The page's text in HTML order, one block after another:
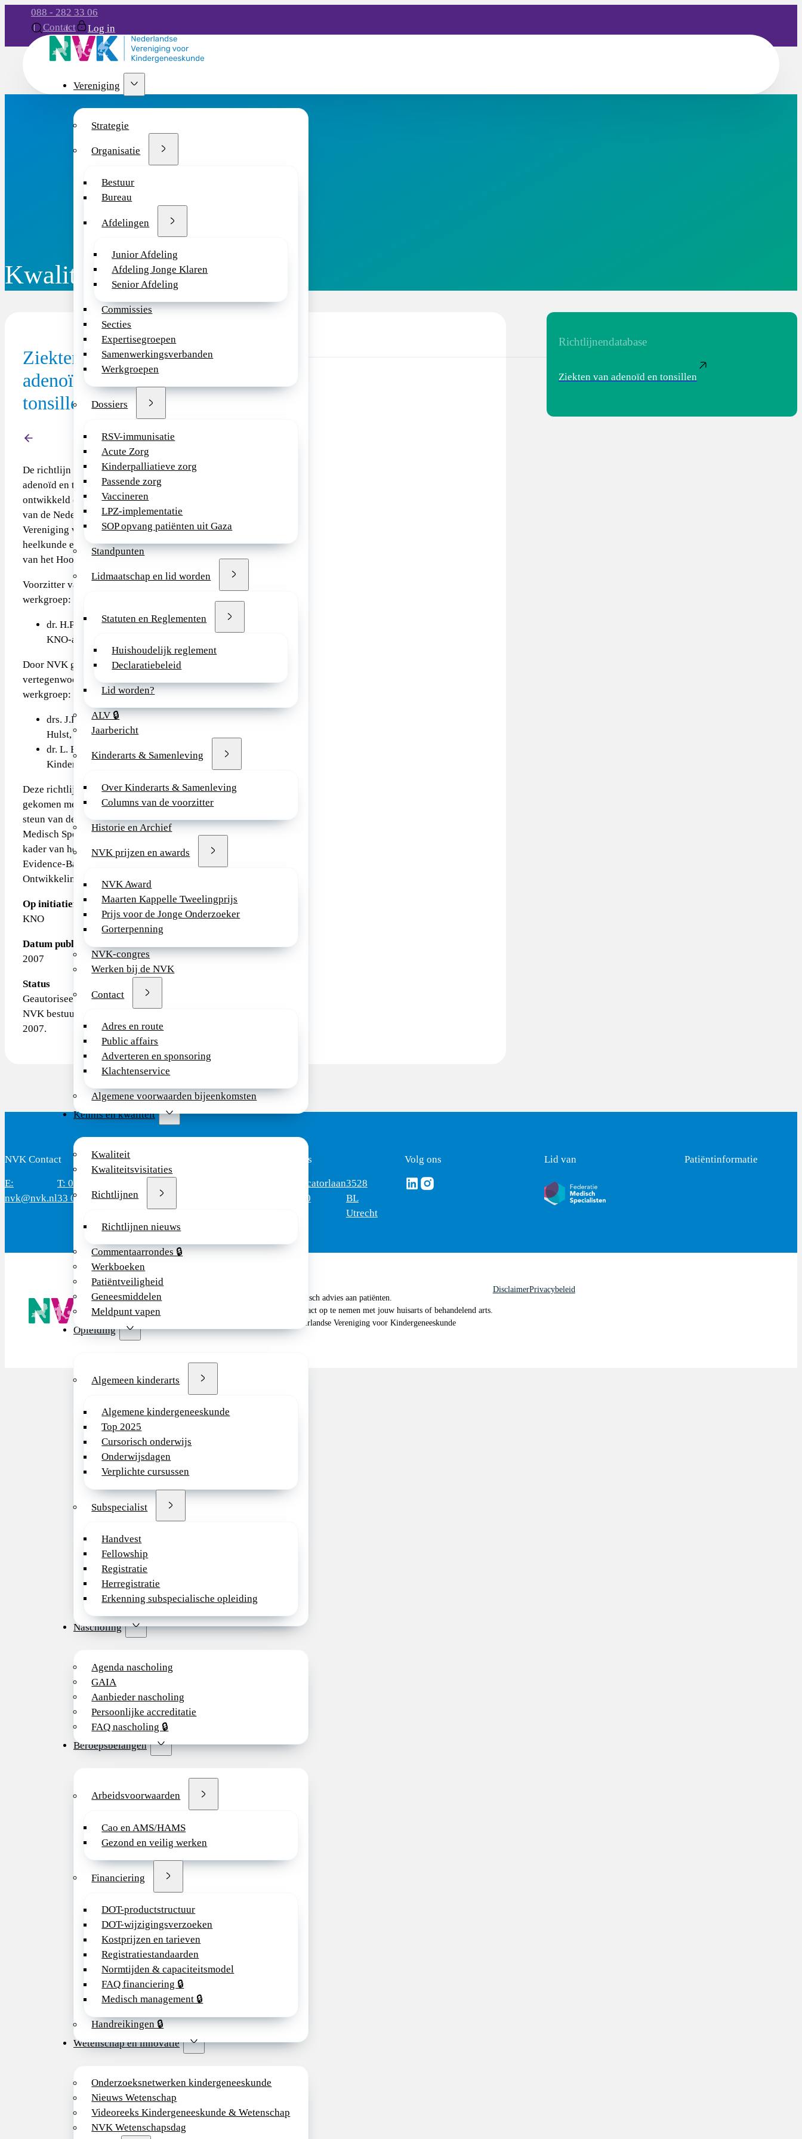
088 - 282 33 06
Contact
Log in
Vereniging
Strategie
Organisatie
Bestuur
Bureau
Afdelingen
Junior Afdeling
Afdeling Jonge Klaren
Senior Afdeling
Commissies
Secties
Expertisegroepen
Samenwerkingsverbanden
Werkgroepen
Dossiers
RSV-immunisatie
Acute Zorg
Kinderpalliatieve zorg
Passende zorg
Vaccineren
LPZ-implementatie
SOP opvang patiënten uit Gaza
Standpunten
Lidmaatschap en lid worden
Statuten en Reglementen
Huishoudelijk reglement
Declaratiebeleid
Lid worden?
ALV 🔒
Jaarbericht
Kinderarts & Samenleving
Over Kinderarts & Samenleving
Columns van de voorzitter
Historie en Archief
NVK prijzen en awards
NVK Award
Maarten Kappelle Tweelingprijs
Prijs voor de Jonge Onderzoeker
Gorterpenning
NVK-congres
Werken bij de NVK
Contact
Adres en route
Public affairs
Adverteren en sponsoring
Klachtenservice
Algemene voorwaarden bijeenkomsten
Kennis en kwaliteit
Kwaliteit
Kwaliteitsvisitaties
Richtlijnen
Richtlijnen nieuws
Commentaarrondes 🔒
Werkboeken
Patiëntveiligheid
Geneesmiddelen
Meldpunt vapen
Opleiding
Algemeen kinderarts
Algemene kindergeneeskunde
Top 2025
Cursorisch onderwijs
Onderwijsdagen
Verplichte cursussen
Subspecialist
Handvest
Fellowship
Registratie
Herregistratie
Erkenning subspecialische opleiding
Nascholing
Agenda nascholing
GAIA
Aanbieder nascholing
Persoonlijke accreditatie
FAQ nascholing 🔒
Beroepsbelangen
Arbeidsvoorwaarden
Cao en AMS/HAMS
Gezond en veilig werken
Financiering
DOT-productstructuur
DOT-wijzigingsverzoeken
Kostprijzen en tarieven
Registratiestandaarden
Normtijden & capaciteitsmodel
FAQ financiering 🔒
Medisch management 🔒
Handreikingen 🔒
Wetenschap en innovatie
Onderzoeksnetwerken kindergeneeskunde
Nieuws Wetenschap
Videoreeks Kindergeneeskunde & Wetenschap
NVK Wetenschapsdag
Kwaliteitsdocument
Ziekten van
adenoïd en
tonsillen
De richtlijn 'Ziekten van
adenoïd en tonsillen' is
ontwikkeld op initiatief
van de Nederlandse
Vereniging voor KNO-
heelkunde en Heelkunde
van het Hoofd-Halsgebied.
Voorzitter van de
werkgroep:
dr. H.P. Verschuur,
KNO-arts.
Door NVK gemandateerde
vertegenwoordigers in de
werkgroep:
drs. J.P.C.M. van der
Hulst, kinderarts
dr. L. Bont, Fellow
Kinderinfectieziekten
Deze richtlijn is tot stand
gekomen met financiële
steun van de Orde van
Medisch Specialisten in het
kader van het programma
Evidence-Based Richtlijn
Ontwikkeling (EBRO).
Op initiatief van
KNO
Datum publicatie
2007
Status
Geautoriseerd door het
NVK bestuur op 09-10-
2007.
Type richtlijn
Richtlijn (extern)
Link Richtlijnendatabase FMS
https://richtlijnendatabase.nl/richtlijn/ziekten_van_adenoid_en_tonsillen_zatt/ziekten_van_adeno_d_en_tonsillen_-
_startpagina.html
Richtlijnendatabase
Ziekten van adenoïd en tonsillen
NVK Contact
E:
nvk@nvk.nl
T: 088 - 282
33 06
(werkdagen)
Bezoekadres
Mercatorlaan
1200
3528
BL
Utrecht
Volg ons
Volg ons via Linkedin
Volg ons via Instagram
Lid van Patiëntinformatie
De NVK geeft geen medisch advies aan patiënten.
Wij adviseren je om contact op te nemen met jouw huisarts of behandelend arts.
Copyright © 2026, Nederlandse Vereniging voor Kindergeneeskunde
DisclaimerPrivacybeleid